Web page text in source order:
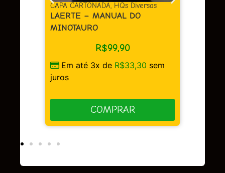
CAPA CARTONADA, HQs Diversas
LAERTE – MANUAL DO
MINOTAURO
R$99,90
Em até 3x de R$33,30 sem
juros
COMPRAR